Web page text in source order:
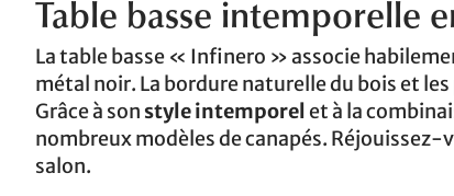
Table basse intemporelle
La table basse « Infinero » associe
métal noir. La bordure naturelle du bois et
Grâce à son style intemporel et à la
nombreux modèles de canapés.
salon.